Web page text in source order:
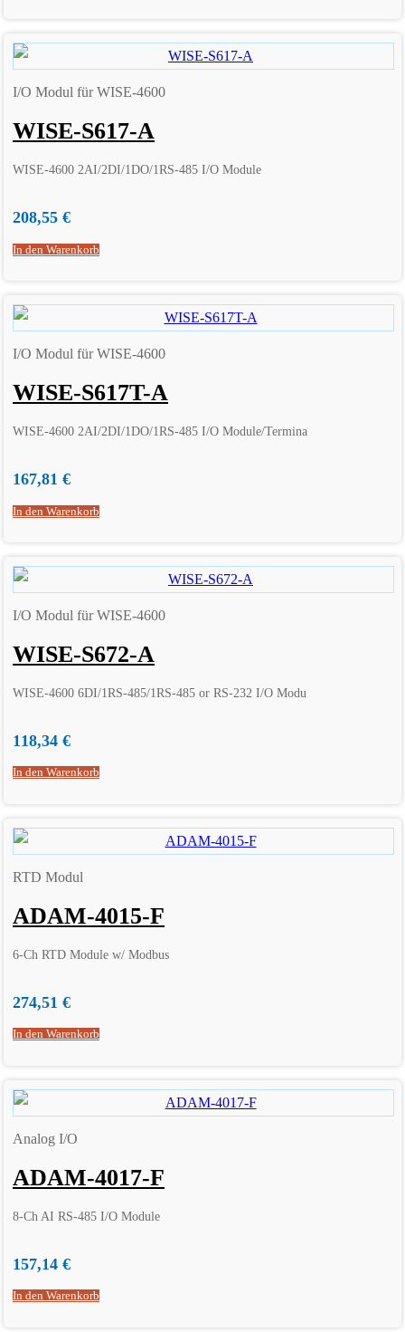
I/O Modul für WISE-4600
WISE-S617-A
WISE-4600 2AI/2DI/1DO/1RS-485 I/O Module
208,55 €
In den Warenkorb
I/O Modul für WISE-4600
WISE-S617T-A
WISE-4600 2AI/2DI/1DO/1RS-485 I/O Module/Termina
167,81 €
In den Warenkorb
I/O Modul für WISE-4600
WISE-S672-A
WISE-4600 6DI/1RS-485/1RS-485 or RS-232 I/O Modu
118,34 €
In den Warenkorb
RTD Modul
ADAM-4015-F
6-Ch RTD Module w/ Modbus
274,51 €
In den Warenkorb
Analog I/O
ADAM-4017-F
8-Ch AI RS-485 I/O Module
157,14 €
In den Warenkorb